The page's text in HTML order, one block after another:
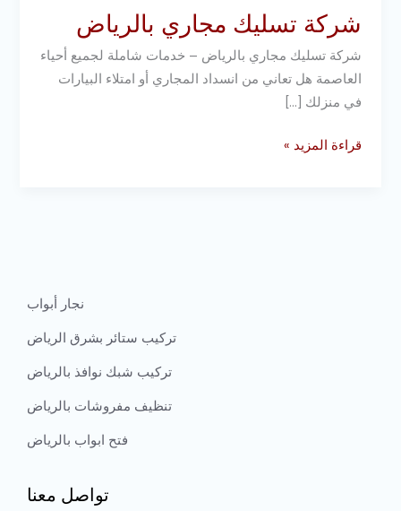
شركة تسليك مجاري بالرياض
شركة تسليك مجاري بالرياض – خدمات شاملة لجميع أحياء
العاصمة هل تعاني من انسداد المجاري أو امتلاء البيارات
في منزلك […]
مجاري
قراءة المزيد »
نجار أبواب
تركيب ستائر بشرق الرياض
تركيب شبك نوافذ بالرياض
تنظيف مفروشات بالرياض
فتح ابواب بالرياض
تواصل معنا